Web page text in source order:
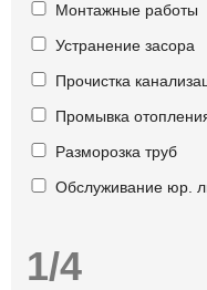
Монтажные работы
Устранение засора
Прочистка
Промывка
Разморозка труб
Обслуживание юр.
1/4